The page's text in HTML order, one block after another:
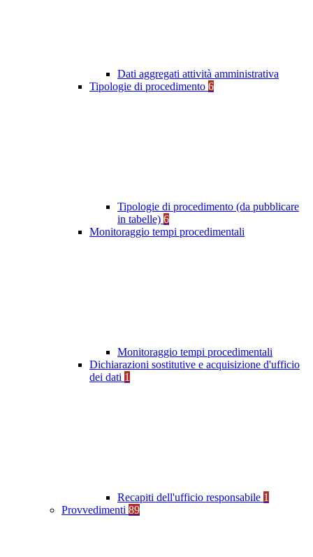
Dati aggregati attività amministrativa
Tipologie di procedimento 6
Tipologie di procedimento (da pubblicare
in tabelle) 6
Monitoraggio tempi procedimentali
Monitoraggio tempi procedimentali
Dichiarazioni sostitutive e acquisizione d'ufficio
dei dati 1
Recapiti dell'ufficio responsabile 1
Provvedimenti 89